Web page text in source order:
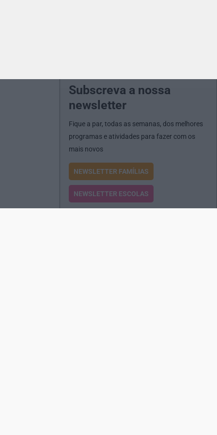
Subscreva a nossa
newsletter
Fique a par, todas as semanas, dos melhores
programas e atividades para fazer com os
mais novos
NEWSLETTER FAMÍLIAS
NEWSLETTER ESCOLAS